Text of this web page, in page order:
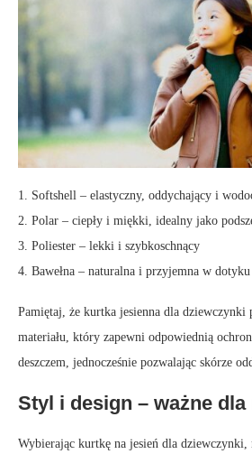
1. Softshell – elastyczny, oddychający i
2. Polar – ciepły i miękki, idealny jako
3. Poliester – lekki i szybkoschnący
4. Bawełna – naturalna i przyjemna w dotyku
Pamiętaj, że kurtka jesienna dla dziewczynki
materiału, który zapewni odpowiednią
deszczem, jednocześnie pozwalając skórze
Styl i design – ważne dla
Wybierając kurtkę na jesień dla dziewczynki,